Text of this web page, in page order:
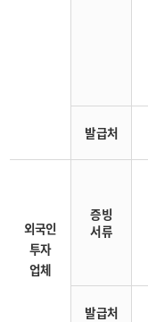
발급처
외국인
투자
업체
증빙
서류
발급처